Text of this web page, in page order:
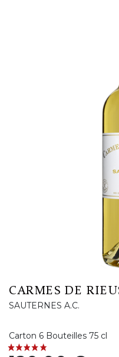
CARMES DE
SAUTERNES A.C.
Carton 6 Bouteilles 75 cl